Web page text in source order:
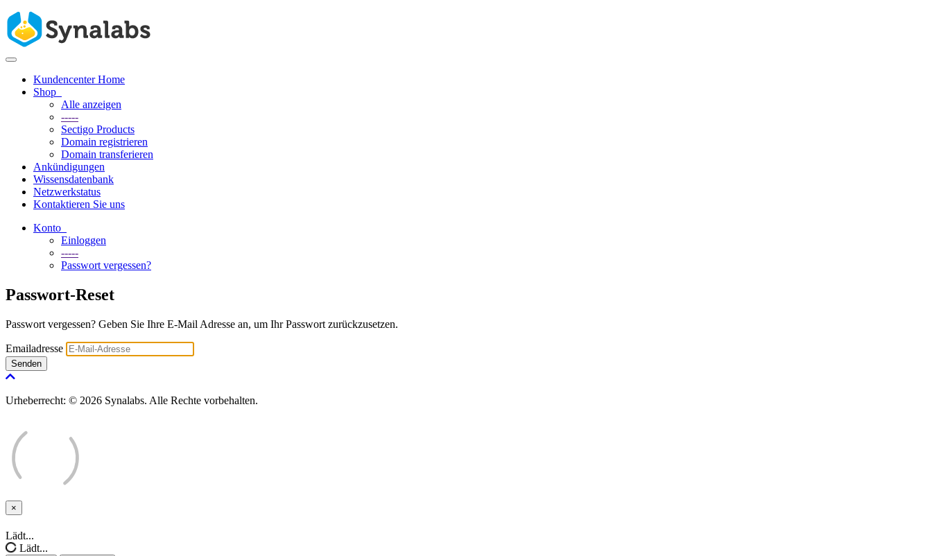
Navigation
ein-/ausblenden
Kundencenter Home
Shop
Alle anzeigen
-----
Sectigo Products
Domain registrieren
Domain transferieren
Ankündigungen
Wissensdatenbank
Netzwerkstatus
Kontaktieren Sie uns
Konto
Einloggen
-----
Passwort vergessen?
Passwort-Reset
Passwort vergessen? Geben Sie Ihre E-Mail Adresse an, um Ihr Passwort zurückzusetzen.
Emailadresse
Senden
Urheberrecht: © 2026 Synalabs. Alle Rechte vorbehalten.
×
Schließen
Lädt...
Lädt...